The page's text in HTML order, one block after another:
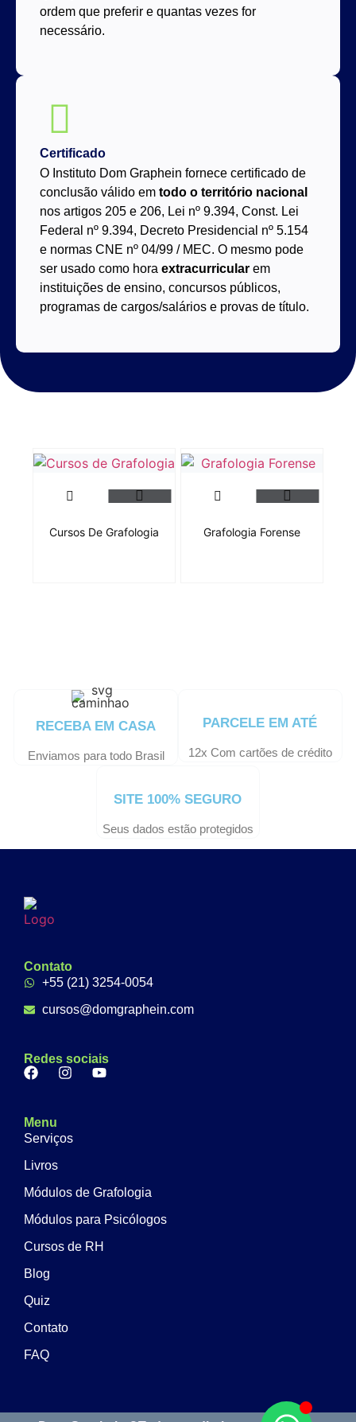
ordem que preferir e quantas vezes for
necessário.
Certificado
O Instituto Dom Graphein fornece certificado de
conclusão válido em todo o território nacional
nos artigos 205 e 206, Lei nº 9.394, Const. Lei
Federal nº 9.394, Decreto Presidencial nº 5.154
e normas CNE nº 04/99 / MEC. O mesmo pode
ser usado como hora extracurricular em
instituições de ensino, concursos públicos,
programas de cargos/salários e provas de título.
Cursos De Grafologia Grafologia Forense
RECEBA EM CASA
Enviamos para todo Brasil
PARCELE EM ATÉ
12x Com cartões de crédito
SITE 100% SEGURO
Seus dados estão protegidos
Contato
+55 (21) 3254-0054
cursos@domgraphein.com
Redes sociais
Menu
Serviços
Livros
Módulos de Grafologia
Módulos para Psicólogos
Cursos de RH
Blog
Quiz
Contato
FAQ